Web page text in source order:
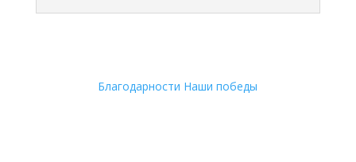
Благодарности Наши победы